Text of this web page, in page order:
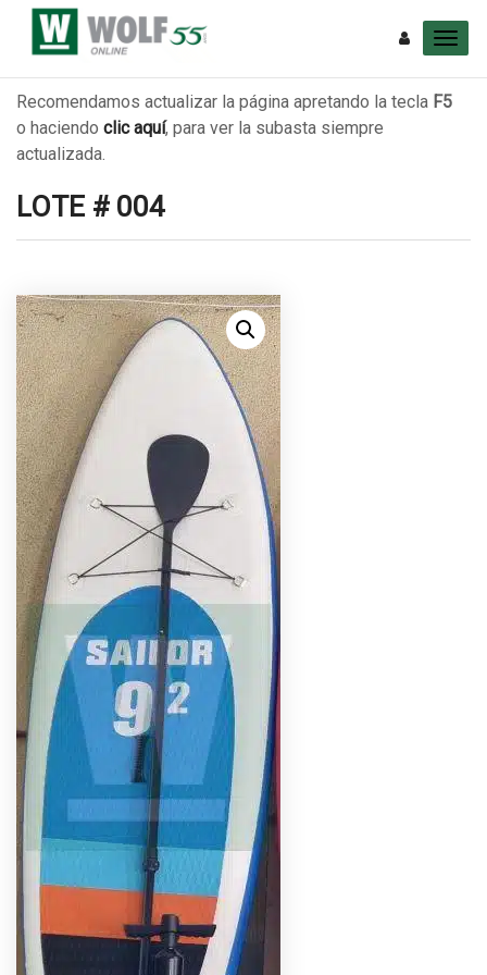
Recomendamos actualizar la página apretando la tecla F5
o haciendo clic aquí, para ver la subasta siempre
actualizada.
LOTE # 004